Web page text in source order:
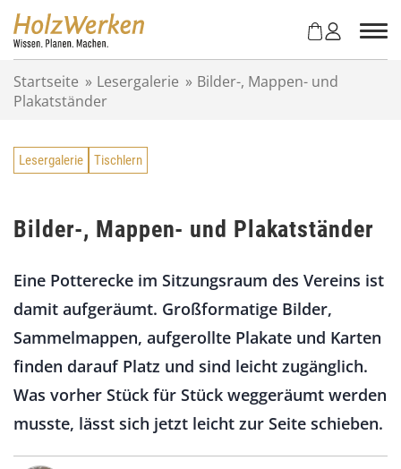
Startseite » Lesergalerie » Bilder-, Mappen- und
Plakatständer
Lesergalerie Tischlern
Bilder-, Mappen- und Plakatständer
Eine Potterecke im Sitzungsraum des Vereins ist
damit aufgeräumt. Großformatige Bilder,
Sammelmappen, aufgerollte Plakate und Karten
finden darauf Platz und sind leicht zugänglich.
Was vorher Stück für Stück weggeräumt werden
musste, lässt sich jetzt leicht zur Seite schieben.